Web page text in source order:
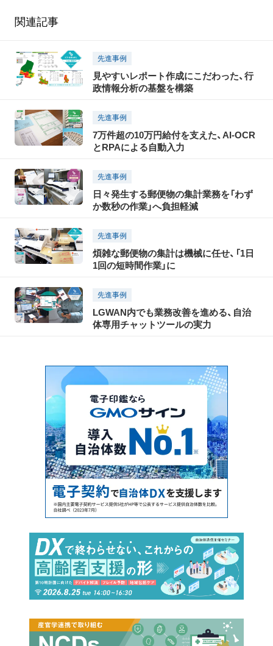
関連記事
先進事例
見やすいレポート作成にこだわった、行
政情報分析の基盤を構築
先進事例
7万件超の10万円給付を支えた、AI-OCR
とRPAによる自動入力
先進事例
日々発生する郵便物の集計業務を「わず
か数秒の作業」へ負担軽減
先進事例
煩雑な郵便物の集計は機械に任せ、「1日
1回の短時間作業」に
先進事例
LGWAN内でも業務改善を進める、自治
体専用チャットツールの実力